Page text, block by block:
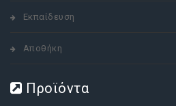
Εκπαίδευση
Αποθήκη
Προϊόντα